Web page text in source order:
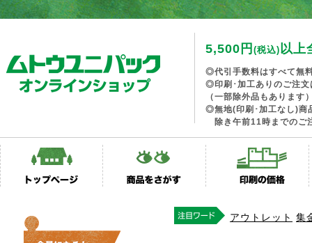
5,500円 (税込)以上
◎代引手数料はすべて無
◎印刷･加工ありのご注文
（一部除外品もあります
◎無地(印刷･加工なし)商
除き午前11時までのご
アウトレット 集